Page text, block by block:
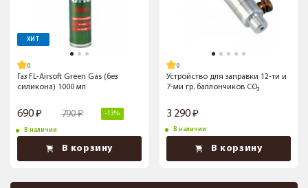
ХИТ
Газ FL-Airsoft Green Gas (без
силикона) 1000 мл
690 790 -13%
В наличии
В корзину
Устройство для заправки 12-ти и
7-ми гр. баллончиков CO₂
3 290
В наличии
В корзину